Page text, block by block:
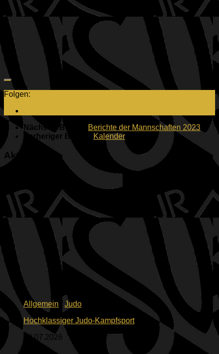
Folgen:
Nächster Beitrag
Berichte der Mannschaften 2023
Vorheriger Beitrag
Kalender
Aktuelles
Allgemein
Judo
Hochklassiger Judo-Kampfsport
23.07.2026